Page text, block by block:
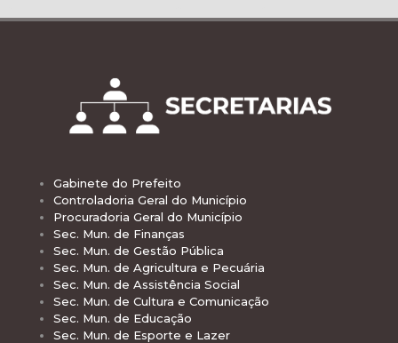
Gabinete do Prefeito
Controladoria Geral do Município
Procuradoria Geral do Município
Sec. Mun. de Finanças
Sec. Mun. de Gestão Pública
Sec. Mun. de Agricultura e Pecuária
Sec. Mun. de Assistência Social
Sec. Mun. de Cultura e Comunicação
Sec. Mun. de Educação
Sec. Mun. de Esporte e Lazer